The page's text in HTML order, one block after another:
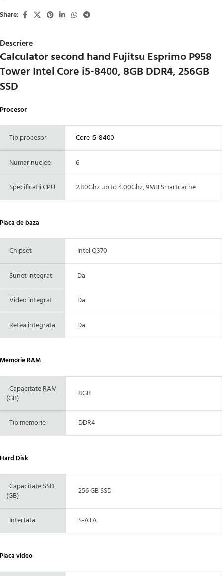
Share:
Descriere
Calculator second hand Fujitsu Esprimo P958
Tower Intel Core i5-8400, 8GB DDR4, 256GB
SSD
Procesor
Tip procesor Core i5-8400
Numar nuclee 6
Specificatii CPU 2.80Ghz up to 4.00Ghz, 9MB Smartcache
Placa de baza
Chipset Intel Q370
Sunet integrat Da
Video integrat Da
Retea integrata Da
Memorie RAM
Capacitate RAM
(GB)
8GB
Tip memorie DDR4
Hard Disk
Capacitate SSD
(GB)
256 GB SSD
Interfata S-ATA
Placa video